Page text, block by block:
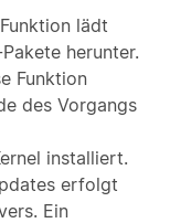
lädt
herunter.
Funktion
des Vorgangs
installiert.
erfolgt
Ein